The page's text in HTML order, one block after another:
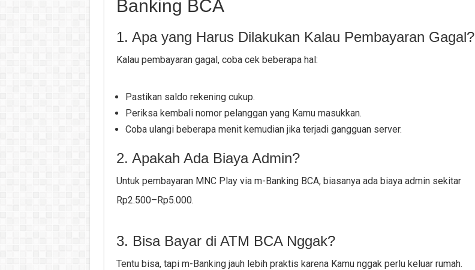
Banking BCA
1. Apa yang Harus Dilakukan Kalau Pembayaran Gagal?
Kalau pembayaran gagal, coba cek beberapa hal:
Pastikan saldo rekening cukup.
Periksa kembali nomor pelanggan yang Kamu masukkan.
Coba ulangi beberapa menit kemudian jika terjadi gangguan server.
2. Apakah Ada Biaya Admin?
Untuk pembayaran MNC Play via m-Banking BCA, biasanya ada biaya admin sekitar
Rp2.500–Rp5.000.
3. Bisa Bayar di ATM BCA Nggak?
Tentu bisa, tapi m-Banking jauh lebih praktis karena Kamu nggak perlu keluar rumah.